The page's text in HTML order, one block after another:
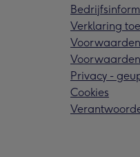
Verklaring
Privacy -
Cookies